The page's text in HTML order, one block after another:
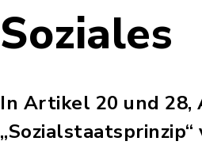
Soziales
In Artikel 20 und 28,